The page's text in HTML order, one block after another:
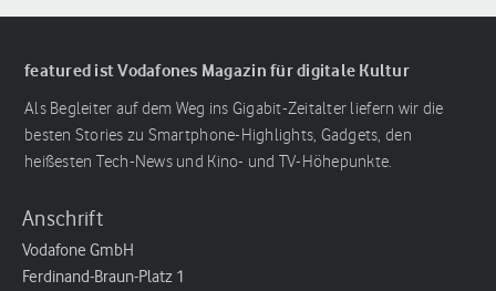
featured ist Vodafones Magazin für digitale Kultur
Als Begleiter auf dem Weg ins Gigabit-Zeitalter liefern wir die
besten Stories zu Smartphone-Highlights, Gadgets, den
heißesten Tech-News und Kino- und TV-Höhepunkte.
Anschrift
Vodafone GmbH
Ferdinand-Braun-Platz 1